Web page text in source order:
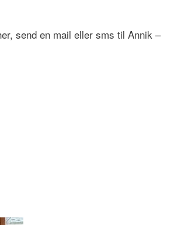
send en mail eller sms til Annik –